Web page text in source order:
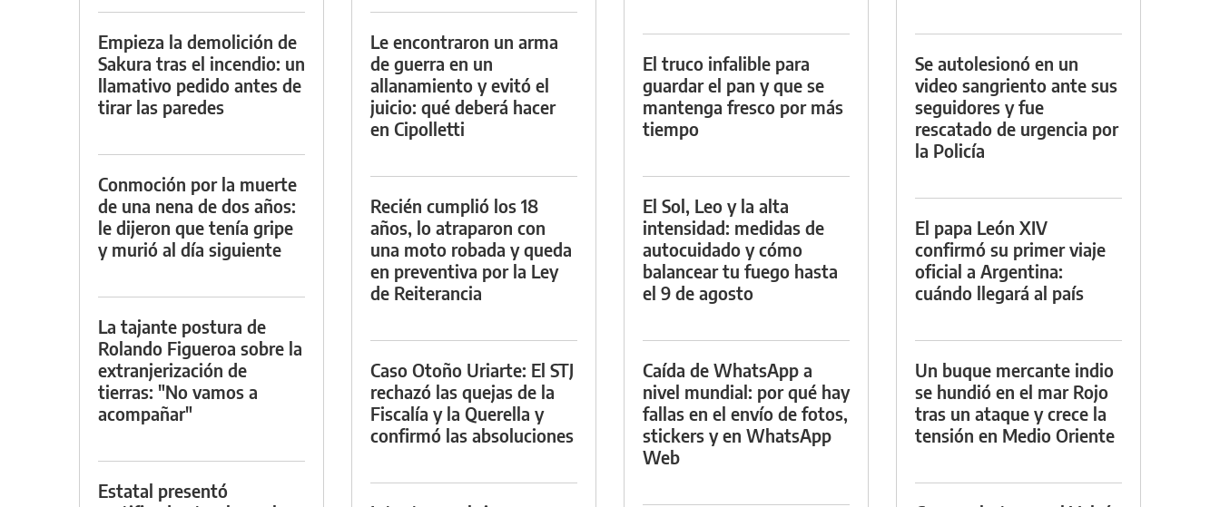
Empieza la demolición de
Sakura tras el incendio: un
llamativo pedido antes de
tirar las paredes
Conmoción por la muerte
de una nena de dos años:
le dijeron que tenía gripe
y murió al día siguiente
La tajante postura de
Rolando Figueroa sobre la
extranjerización de
tierras: "No vamos a
acompañar"
Estatal presentó
Le encontraron un arma
de guerra en un
allanamiento y evitó el
juicio: qué deberá hacer
en Cipolletti
Recién cumplió los 18
años, lo atraparon con
una moto robada y queda
en preventiva por la Ley
de Reiterancia
Caso Otoño Uriarte: El STJ
rechazó las quejas de la
Fiscalía y la Querella y
confirmó las absoluciones
El truco infalible para
guardar el pan y que se
mantenga fresco por más
tiempo
El Sol, Leo y la alta
intensidad: medidas de
autocuidado y cómo
balancear tu fuego hasta
el 9 de agosto
Caída de WhatsApp a
nivel mundial: por qué hay
fallas en el envío de fotos,
stickers y en WhatsApp
Web
Se autolesionó en un
video sangriento ante sus
seguidores y fue
rescatado de urgencia por
la Policía
El papa León XIV
confirmó su primer viaje
oficial a Argentina:
cuándo llegará al país
Un buque mercante indio
se hundió en el mar Rojo
tras un ataque y crece la
tensión en Medio Oriente